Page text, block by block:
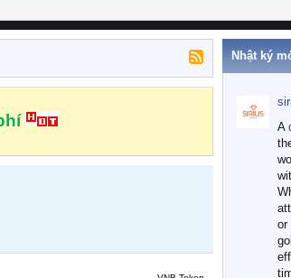
Nhật ký
A
or